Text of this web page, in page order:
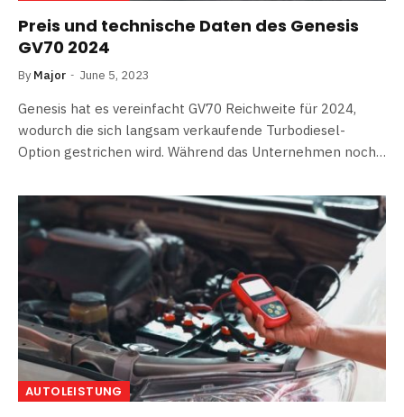
Preis und technische Daten des Genesis
GV70 2024
By Major June 5, 2023
Genesis hat es vereinfacht GV70 Reichweite für 2024,
wodurch die sich langsam verkaufende Turbodiesel-
Option gestrichen wird. Während das Unternehmen noch…
AUTOLEISTUNG